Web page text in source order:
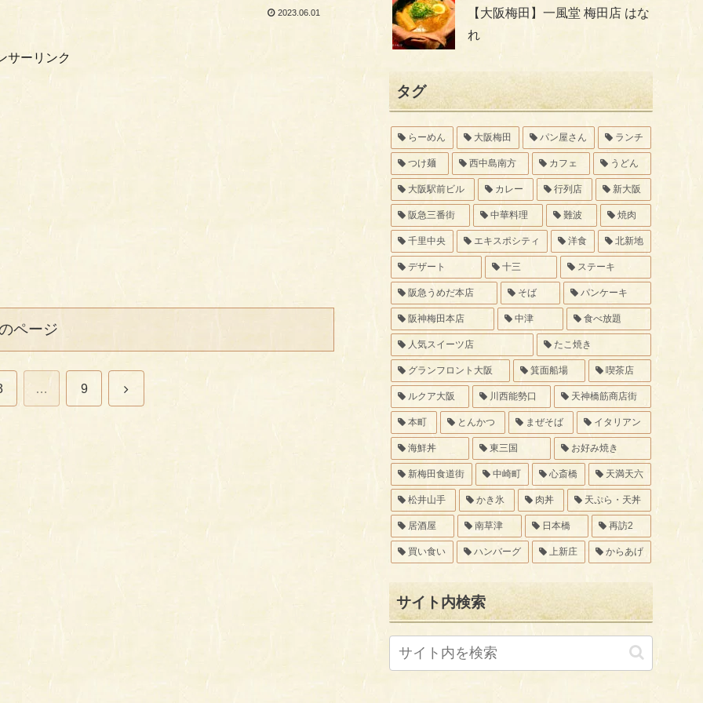
2023.06.01
サーリンク
ページ
… 9 次
【大阪梅田】一風堂 梅田店 はな
れ
タグ
らーめん 大阪梅田 パン屋さん ランチ
つけ麺 西中島南方 カフェ うどん
大阪駅前ビル カレー 行列店 新大阪
阪急三番街 中華料理 難波 焼肉
千里中央 エキスポシティ 洋食 北新地
デザート 十三 ステーキ
阪急うめだ本店 そば パンケーキ
阪神梅田本店 中津 食べ放題
人気スイーツ店 たこ焼き
グランフロント大阪 箕面船場 喫茶店
ルクア大阪 川西能勢口 天神橋筋商店街
本町 とんかつ まぜそば イタリアン
海鮮丼 東三国 お好み焼き
新梅田食道街 中崎町 心斎橋 天満天六
松井山手 かき氷 肉丼 天ぷら・天丼
居酒屋 南草津 日本橋 再訪2
買い食い ハンバーグ 上新庄 からあげ
サイト内検索